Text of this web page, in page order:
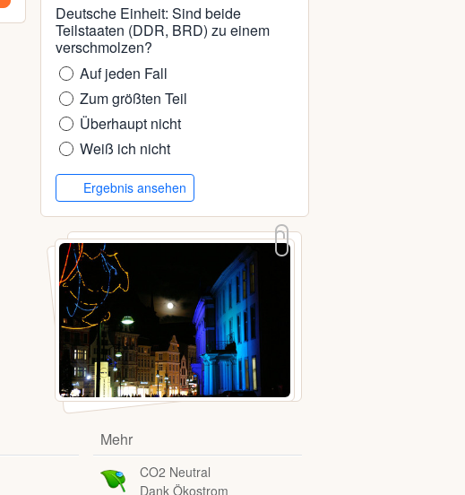
Deutsche Einheit: Sind beide
Teilstaaten (DDR, BRD) zu einem
verschmolzen?
Auf jeden Fall
Zum größten Teil
Überhaupt nicht
Weiß ich nicht
Ergebnis ansehen
Mehr
CO2 Neutral
Dank Ökostrom